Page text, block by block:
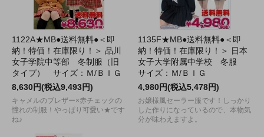
1122A★MB●送料無料●＜即
納！特価！在庫限り！＞ 品川
女子学院中等部 冬制服（旧
タイプ） サイズ：Ｍ/ＢＩＧ
8,630円(税込9,493円)
キャメルのブレザー×赤チェックの
憧れの制服！やっぱり可愛い★です
ね♪
1135F★MB●送料無料●＜即
納！特価！在庫限り！＞ 日本
女子大学附属中学校 冬服
サイズ：Ｍ/ＢＩＧ
4,980円(税込5,478円)
お嬢様風セーラー服です！しっかり
した作りになっているので、本物気
分が味わえますよ。